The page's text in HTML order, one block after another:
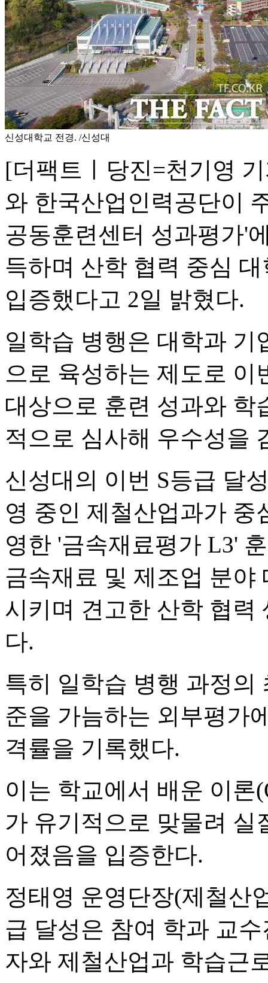
신성대학교 전경. /신성대
[더팩트ㅣ당진=천기영
와 한국산업인력공단이
공동훈련센터 성과평가'
득하며 산학 협력 중심
입증했다고 2일 밝혔다.
일학습 병행은 대학과 기
으로 육성하는 제도로 이
대상으로 훈련 성과와 학
적으로 심사해 우수성을
신성대의 이번 S등급 달
영 중인 제철산업과가 중
영한 '금속재료평가 L3'
금속재료 및 제조업 분야
시키며 견고한 산학 협력
다.
특히 일학습 병행 과정의
준을 가늠하는 외부평가
격률을 기록했다.
이는 학교에서 배운 이론
가 유기적으로 맞물려 실
어졌음을 입증한다.
정태영 운영단장(제철산
급 달성은 참여 학과 교
자와 제철산업과 학습근